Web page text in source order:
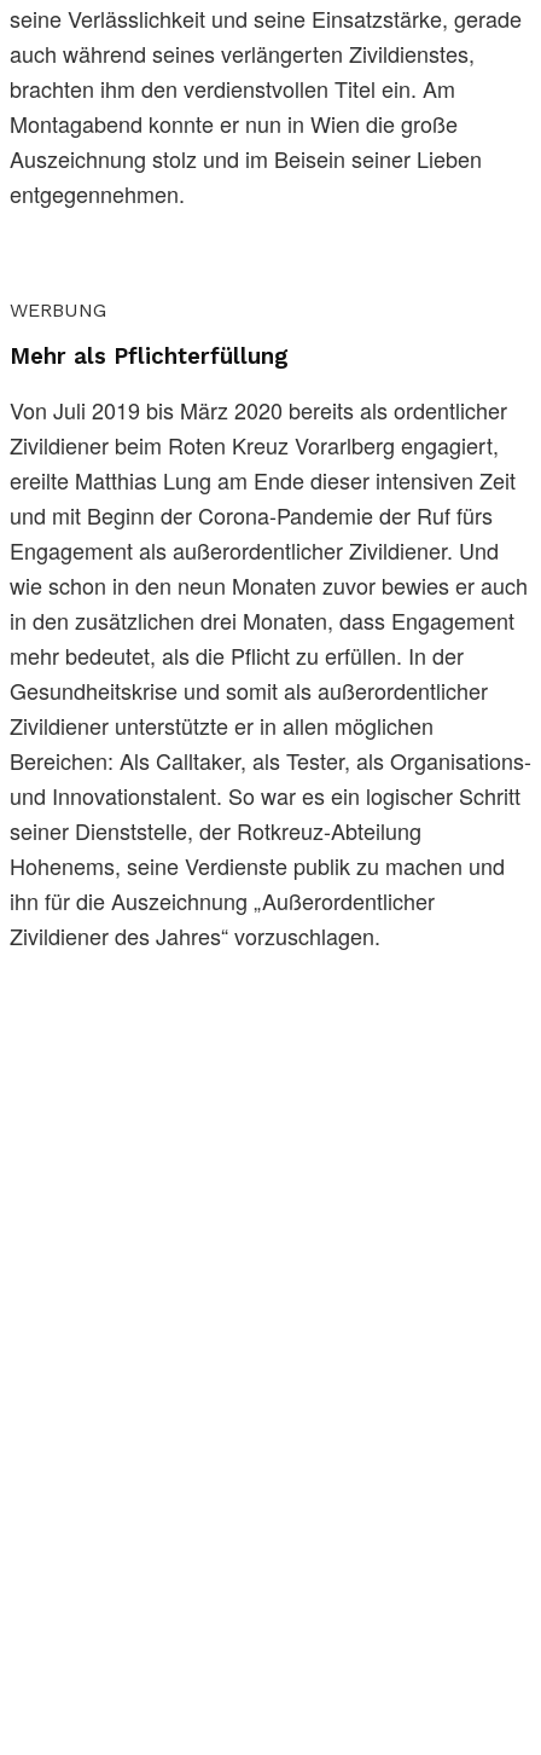
seine Verlässlichkeit und seine Einsatzstärke, gerade
auch während seines verlängerten Zivildienstes,
brachten ihm den verdienstvollen Titel ein. Am
Montagabend konnte er nun in Wien die große
Auszeichnung stolz und im Beisein seiner Lieben
entgegennehmen.
WERBUNG
Mehr als Pflichterfüllung
Von Juli 2019 bis März 2020 bereits als ordentlicher
Zivildiener beim Roten Kreuz Vorarlberg engagiert,
ereilte Matthias Lung am Ende dieser intensiven Zeit
und mit Beginn der Corona-Pandemie der Ruf fürs
Engagement als außerordentlicher Zivildiener. Und
wie schon in den neun Monaten zuvor bewies er auch
in den zusätzlichen drei Monaten, dass Engagement
mehr bedeutet, als die Pflicht zu erfüllen. In der
Gesundheitskrise und somit als außerordentlicher
Zivildiener unterstützte er in allen möglichen
Bereichen: Als Calltaker, als Tester, als Organisations-
und Innovationstalent. So war es ein logischer Schritt
seiner Dienststelle, der Rotkreuz-Abteilung
Hohenems, seine Verdienste publik zu machen und
ihn für die Auszeichnung „Außerordentlicher
Zivildiener des Jahres“ vorzuschlagen.